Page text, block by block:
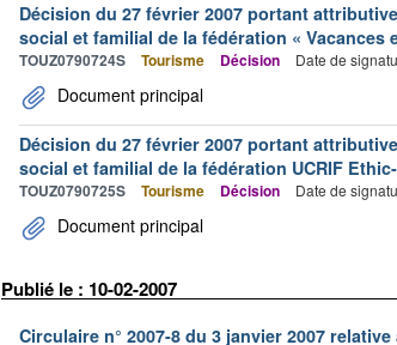
Décision du 27 février 2007 portant
social et familial de la fédération «
TOUZ0790724S Tourisme Décision Date de
Document principal
Décision du 27 février 2007 portant
social et familial de la fédération UCRIF
TOUZ0790725S Tourisme Décision Date de
Document principal
Publié le : 10-02-2007
Circulaire n° 2007-8 du 3 janvier 2007